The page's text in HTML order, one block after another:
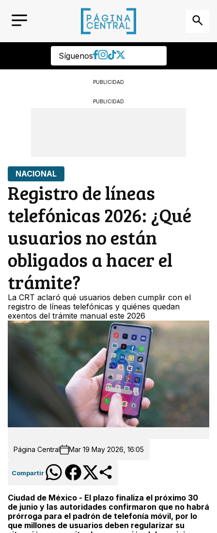
Síguenos
PUBLICIDAD
PUBLICIDAD
NACIONAL
Registro de líneas
telefónicas 2026: ¿Qué
usuarios no están
obligados a hacer el
trámite?
La CRT aclaró qué usuarios deben cumplir con el
registro de líneas telefónicas y quiénes quedan
exentos del trámite manual este 2026
Página Central Mar 19 May 2026, 16:05
Compartir
Ciudad de México - El plazo finaliza el próximo 30
de junio y las autoridades confirmaron que no habrá
prórroga para el padrón de telefonía móvil, por lo
que millones de usuarios deben regularizar su